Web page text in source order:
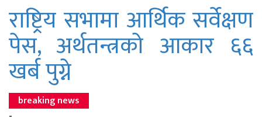
राष्ट्रिय सभामा आर्थिक सर्वेक्षण
पेस, अर्थतन्त्रको आकार ६६
खर्ब पुग्ने
breaking news
-